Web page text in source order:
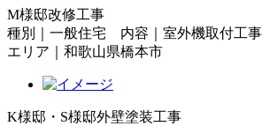
M様邸改修工事
種別｜一般住宅 内容｜室外機取付工事
エリア｜和歌山県橋本市
K様邸・S様邸外壁塗装工事